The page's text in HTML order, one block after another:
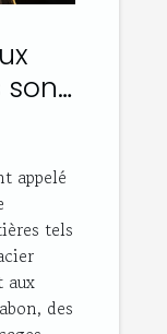
sont
et
appelé
tels
aux
des